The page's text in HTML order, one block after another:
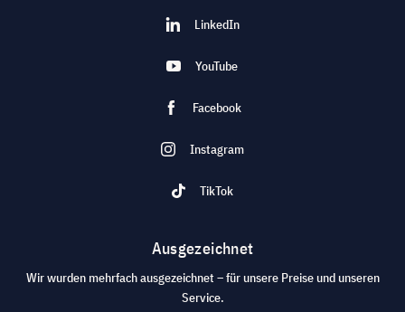
LinkedIn
YouTube
Facebook
Instagram
TikTok
Ausgezeichnet
Wir wurden mehrfach ausgezeichnet – für unsere Preise und unseren
Service.